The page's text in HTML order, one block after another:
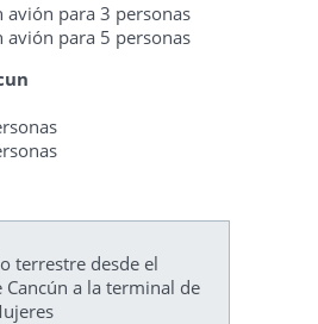
avión para 3 personas
avión para 5 personas
terrestre desde el
a la terminal de